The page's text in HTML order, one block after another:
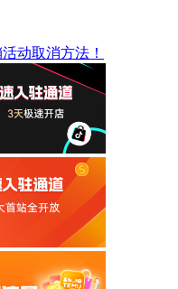
动取消方法！